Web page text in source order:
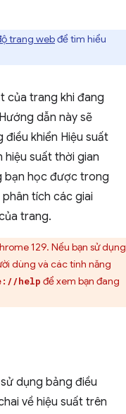
trang webđể tìm hiểu
của trang khi đang
dẫn này sẽ
khiển Hiệu suất
hiệu suất thời gian
bạn học được trong
tích các giai
trang.
129. Nếu bạn sử dụng
dùng và các tính năng
help để xem bạn đang
dụng bảng điều
về hiệu suất trên